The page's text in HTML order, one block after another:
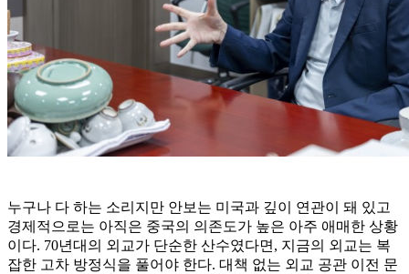
누구나 다 하는 소리지만 안보는 미국과 깊이 연관이 돼 있고
경제적으로는 아직은 중국의 의존도가 높은 아주 애매한 상황
이다. 70년대의 외교가 단순한 산수였다면, 지금의 외교는 복
잡한 고차 방정식을 풀어야 한다. 대책 없는 외교 공관 이전 문